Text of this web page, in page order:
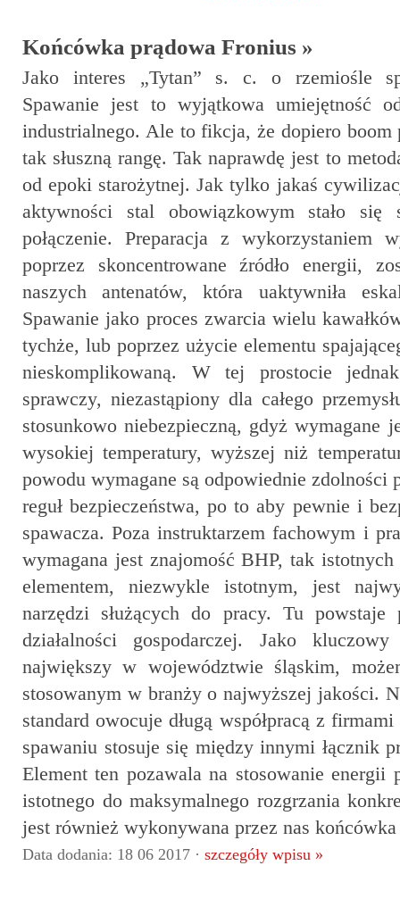
Końcówka prądowa Fronius »
Jako interes „Tytan” s. c. o rzemiośle
Spawanie jest to wyjątkowa umiejętność
industrialnego. Ale to fikcja, że dopiero boom
tak słuszną rangę. Tak naprawdę jest to
od epoki starożytnej. Jak tylko jakaś
aktywności stal obowiązkowym stało się
połączenie. Preparacja z wykorzystaniem
poprzez skoncentrowane źródło energii,
naszych antenatów, która uaktywniła
Spawanie jako proces zwarcia wielu
tychże, lub poprzez użycie elementu
nieskomplikowaną. W tej prostocie
sprawczy, niezastąpiony dla całego
stosunkowo niebezpieczną, gdyż wymagane
wysokiej temperatury, wyższej niż
powodu wymagane są odpowiednie zdolności
reguł bezpieczeństwa, po to aby pewnie i
spawacza. Poza instruktarzem fachowym i
wymagana jest znajomość BHP, tak
elementem, niezwykle istotnym, jest
narzędzi służących do pracy. Tu
działalności gospodarczej. Jako
największy w województwie śląskim,
stosowanym w branży o najwyższej jakości.
standard owocuje długą współpracą z
spawaniu stosuje się między innymi łącznik
Element ten pozawala na stosowanie energii
istotnego do maksymalnego rozgrzania
jest również wykonywana przez nas
Data dodania: 18 06 2017 · szczegóły wpisu »